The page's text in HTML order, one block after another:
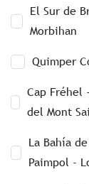
El Sur de
Morbihan
Quimper
Cap Fréhel
del Mont
La Bahía
Paimpol -